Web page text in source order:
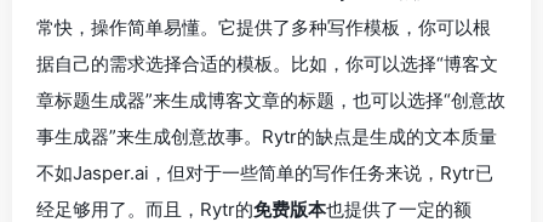
常快，操作简单易懂。它提供了多种写作模板，你可以根
据自己的需求选择合适的模板。比如，你可以选择“博客文
章标题生成器”来生成博客文章的标题，也可以选择“创意故
事生成器”来生成创意故事。Rytr的缺点是生成的文本质量
不如Jasper.ai，但对于一些简单的写作任务来说，Rytr已
经足够用了。而且，Rytr的免费版本也提供了一定的额